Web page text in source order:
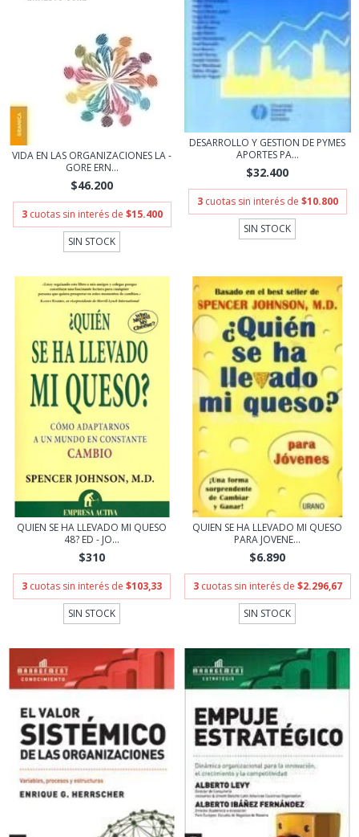
VIDA EN LAS ORGANIZACIONES LA -
GORE ERN...
$46.200
3 cuotas sin interés de $15.400
SIN STOCK
DESARROLLO Y GESTION DE PYMES
APORTES PA...
$32.400
3 cuotas sin interés de $10.800
SIN STOCK
QUIEN SE HA LLEVADO MI QUESO
48? ED - JO...
$310
3 cuotas sin interés de $103,33
SIN STOCK
QUIEN SE HA LLEVADO MI QUESO
PARA JOVENE...
$6.890
3 cuotas sin interés de $2.296,67
SIN STOCK